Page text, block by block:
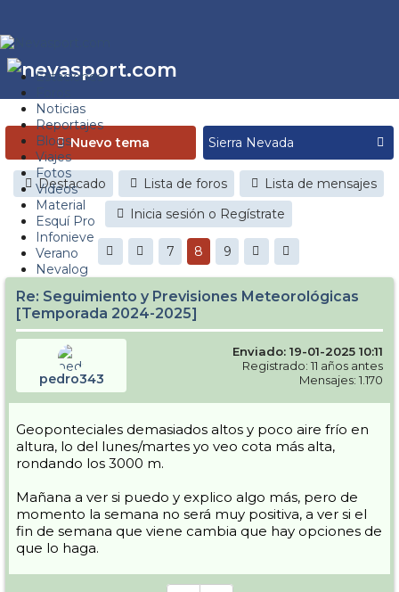
Estaciones
Noticias
Reportajes
Blogs
Viajes
Fotos
Videos
Material
Esquí Pro
Infonieve
Verano
Nevalog
Nuevo tema
Destacado Lista de foros
Lista de mensajes
Inicia sesión o Regístrate
7 8 9
Re: Seguimiento y Previsiones Meteorológicas
[Temporada 2024-2025]
pedro343
Enviado: 19-01-2025 10:11
Registrado: 11 años antes
Mensajes: 1.170
Geoponteciales demasiados altos y poco aire frío en
altura, lo del lunes/martes yo veo cota más alta,
rondando los 3000 m.
Mañana a ver si puedo y explico algo más, pero de
momento la semana no será muy positiva, a ver si el
fin de semana que viene cambia que hay opciones de
que lo haga.